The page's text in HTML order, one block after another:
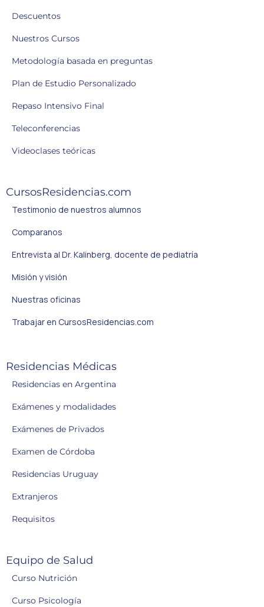
Descuentos
Nuestros Cursos
Metodología basada en preguntas
Plan de Estudio Personalizado
Repaso Intensivo Final
Teleconferencias
Videoclases teóricas
CursosResidencias.com
Testimonio de nuestros alumnos
Comparanos
Entrevista al Dr. Kalinberg, docente de pediatría
Misión y visión
Nuestras oficinas
Trabajar en CursosResidencias.com
Residencias Médicas
Residencias en Argentina
Exámenes y modalidades
Exámenes de Privados
Examen de Córdoba
Residencias Uruguay
Extranjeros
Requisitos
Equipo de Salud
Curso Nutrición
Curso Psicología